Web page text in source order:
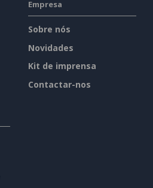
Empresa
Sobre nós
Novidades
Kit de imprensa
Contactar-nos